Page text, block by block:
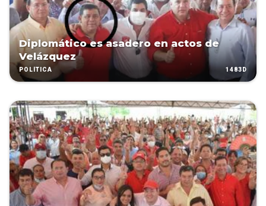
Diplomático es asadero en actos de
Velázquez
POLÍTICA 1483D